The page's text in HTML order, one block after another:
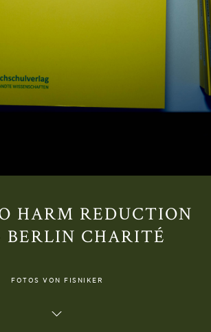
HARM REDUCTION
BERLIN CHARITÉ
FOTOS VON FISNIKER